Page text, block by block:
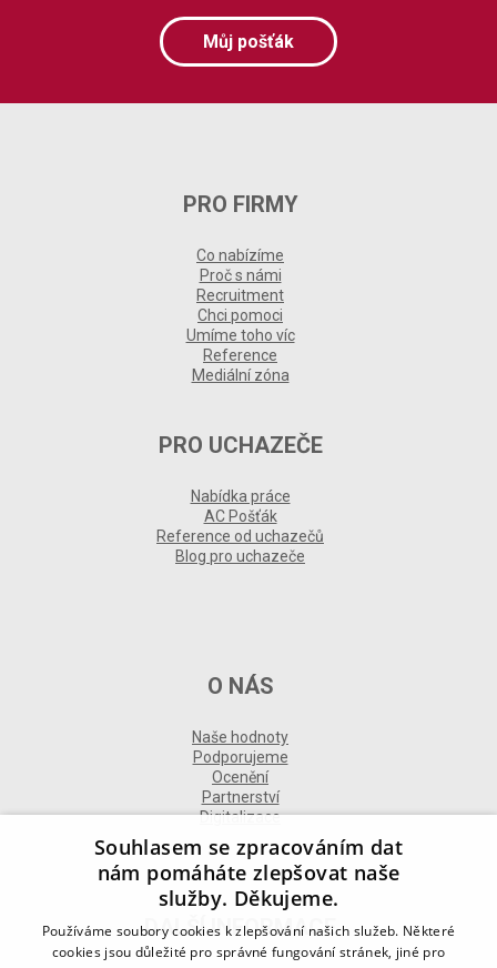
Můj pošťák
PRO FIRMY
Co nabízíme
Proč s námi
Recruitment
Chci pomoci
Umíme toho víc
Reference
Mediální zóna
PRO UCHAZEČE
Nabídka práce
AC Pošťák
Reference od uchazečů
Blog pro uchazeče
O NÁS
Naše hodnoty
Podporujeme
Ocenění
Partnerství
Digitalizace
DALŠÍ INFORMACE
Souhlasem se zpracováním dat
nám pomáháte zlepšovat naše
služby. Děkujeme.
Používáme soubory cookies k zlepšování našich služeb. Některé
cookies jsou důležité pro správné fungování stránek, jiné pro